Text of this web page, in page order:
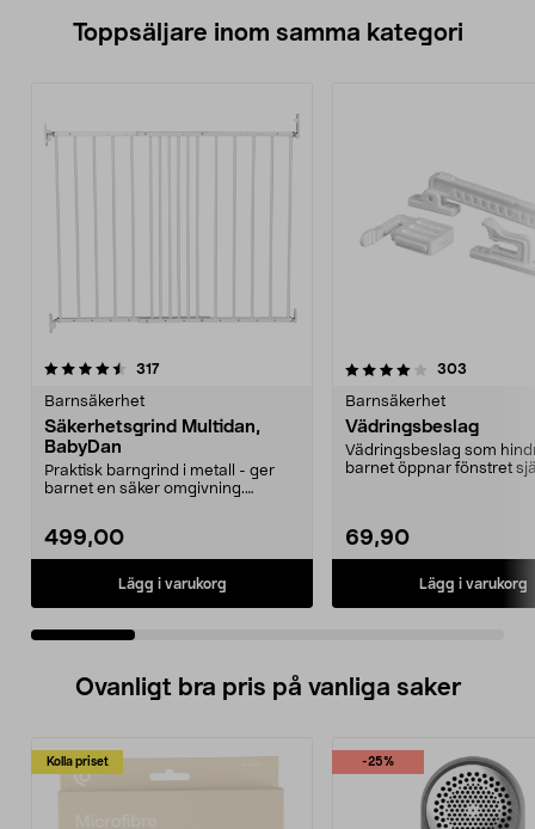
Toppsäljare inom samma kategori
317recensioner
Barnsäkerhet
Säkerhetsgrind Multidan,
BabyDan
Praktisk barngrind i metall - ger
barnet en säker omgivning.
499,00
Lägg i varukorg
4.0 av 5 stjärnor 303
Barnsäkerhet
Vädringsbeslag
Vädringsbeslag som
barnet öppnar fönstret
69,90
Lägg i varukorg
3.5 av 5 stjärnor
Ovanligt bra pris på vanliga saker
Kolla priset -25%